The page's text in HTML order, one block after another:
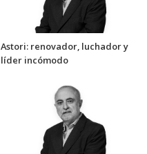
Astori: renovador, luchador y
líder incómodo